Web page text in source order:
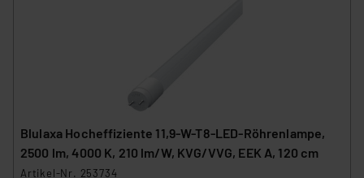
Blulaxa Hocheffiziente 11,9-W-T8-LED-Röhrenlampe,
2500 lm, 4000 K, 210 lm/W, KVG/VVG, EEK A, 120 cm
Artikel-Nr. 253734